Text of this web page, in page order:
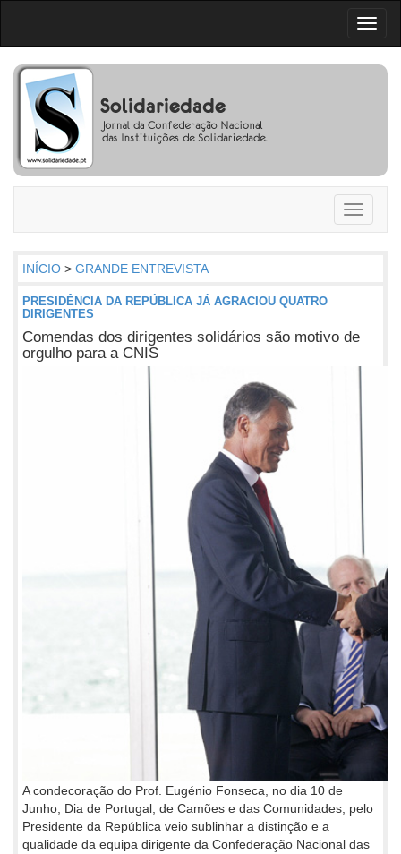
Toggle
INÍCIO > GRANDE ENTREVISTA
PRESIDÊNCIA DA REPÚBLICA JÁ AGRACIOU QUATRO
DIRIGENTES
Comendas dos dirigentes solidários são motivo de
orgulho para a CNIS
A condecoração do Prof. Eugénio Fonseca, no dia 10 de
Junho, Dia de Portugal, de Camões e das Comunidades, pelo
Presidente da República veio sublinhar a distinção e a
qualidade da equipa dirigente da Confederação Nacional das